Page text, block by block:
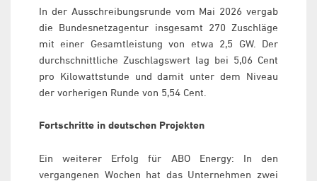
In der Ausschreibungsrunde vom Mai 2026 vergab
die Bundesnetzagentur insgesamt 270 Zuschläge
mit einer Gesamtleistung von etwa 2,5 GW. Der
durchschnittliche Zuschlagswert lag bei 5,06 Cent
pro Kilowattstunde und damit unter dem Niveau
der vorherigen Runde von 5,54 Cent.
Fortschritte in deutschen Projekten
Ein weiterer Erfolg für ABO Energy: In den
vergangenen Wochen hat das Unternehmen zwei